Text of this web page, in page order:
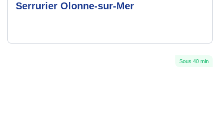
Serrurier Olonne-sur-Mer
Sous 40 min